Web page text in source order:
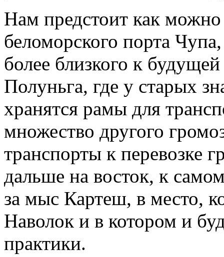
Нам предстоит как можно
беломорского порта
более близкого к
Полуньга, где у старых
хранятся рамы для
множество другого
транспорты к перевозке
дальше на восток, к
за мыс Картеш, в место,
Наволок и в котором и
практики.